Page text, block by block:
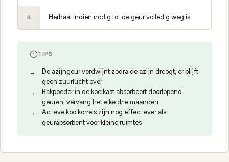
4 Herhaal indien nodig tot de geur volledig weg is
TIPS
De azijngeur verdwijnt zodra de azijn droogt, er blijft
geen zuurlucht over
Bakpoeder in de koelkast absorbeert doorlopend
geuren: vervang het elke drie maanden
Actieve koolkorrels zijn nog effectiever als
geurabsorbent voor kleine ruimtes